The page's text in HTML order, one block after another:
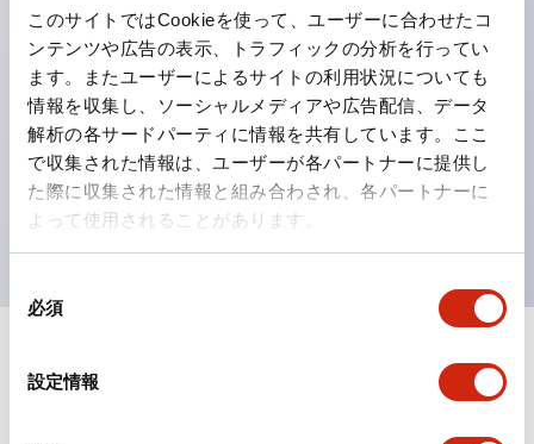
このサイトではCookieを使って、ユーザーに合わせたコ
ンテンツや広告の表示、トラフィックの分析を行ってい
ます。またユーザーによるサイトの利用状況についても
情報を収集し、ソーシャルメディアや広告配信、データ
解析の各サードパーティに情報を共有しています。ここ
で収集された情報は、ユーザーが各パートナーに提供し
た際に収集された情報と組み合わされ、各パートナーに
よって使用されることがあります。
必須
設定情報
プを除く）
丸形圧着端子の配線工数を大幅に削減。
ひとつで6色の役をこなすLED球（LSRD球）。これま
で色ごとに分かれていたLED球を、1色のLED球で各色
を表現できるようにしました。
UL、CSA、TÜV、CCC認証品。（一部機種は除く）
ドキュメントとファイル